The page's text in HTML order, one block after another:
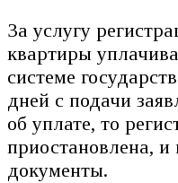
За услугу
квартиры
системе
дней с подачи
об уплате, то
приостановлена, и
документы.